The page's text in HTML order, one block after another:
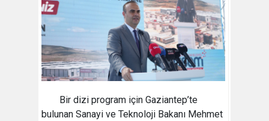
Bir dizi program için Gaziantep’te
bulunan Sanayi ve Teknoloji Bakanı Mehmet